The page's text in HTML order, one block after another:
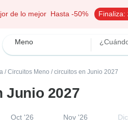
de lo mejor Hasta -50% Finaliza:
Meno
/ Circuitos Meno / circuitos en Junio 2027
Junio 2027
Oct '26 Nov '26